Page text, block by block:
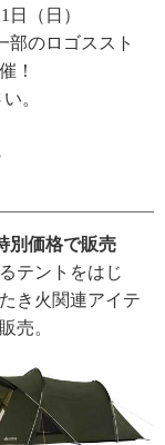
日（日）
部のロゴススト
！
。
別価格で販売
テントをはじ
き火関連アイテ
売。